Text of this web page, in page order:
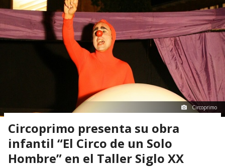
Circoprimo
Circoprimo presenta su obra
infantil “El Circo de un Solo
Hombre” en el Taller Siglo XX